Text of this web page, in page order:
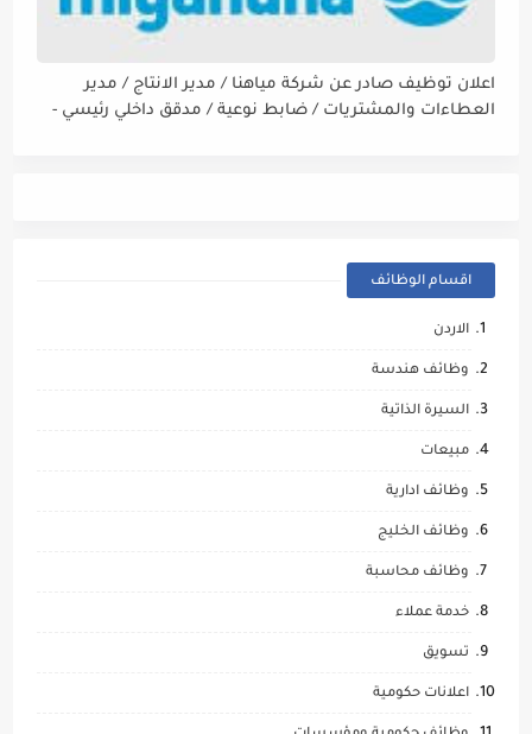
اعلان توظيف صادر عن شركة مياهنا / مدير الانتاج / مدير
العطاءات والمشتريات / ضابط نوعية / مدقق داخلي رئيسي -
اقسام الوظائف
الاردن
وظائف هندسة
السيرة الذاتية
مبيعات
وظائف ادارية
وظائف الخليج
وظائف محاسبة
خدمة عملاء
تسويق
اعلانات حكومية